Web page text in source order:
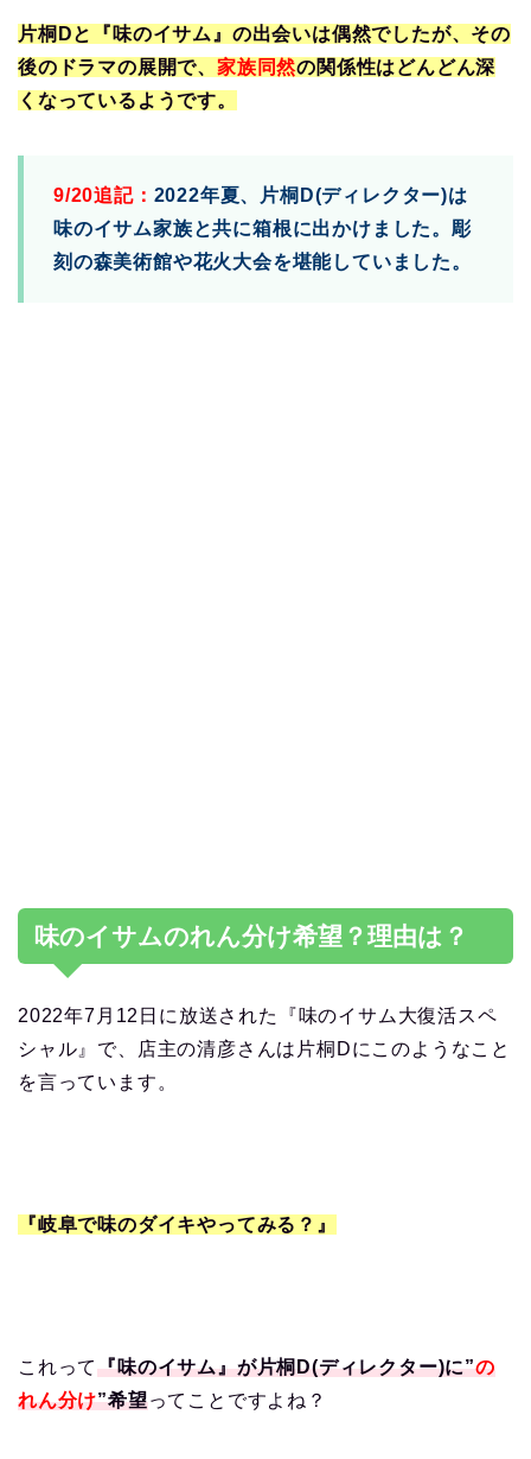
片桐Dと『味のイサム』の出会いは偶然でしたが、その
後のドラマの展開で、 家族同然の関係性はどんどん深
くなっているようです。
9/20追記： 2022年夏、片桐D(ディレクター)は
味のイサム家族と共に箱根に出かけました。彫
刻の森美術館や花火大会を堪能していました。
味のイサムのれん分け希望？理由は？
2022年7月12日に放送された『味のイサム大復活スペ
シャル』で、店主の清彦さんは片桐Dにこのようなこと
を言っています。
『岐阜で味のダイキやってみる？』
これって『味のイサム』が片桐D(ディレクター)に”の
れん分け”希望ってことですよね？